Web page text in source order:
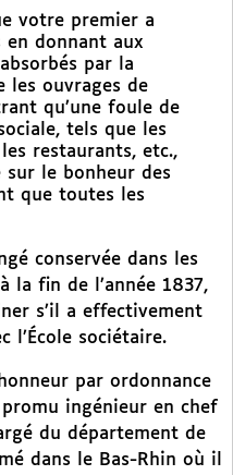
votre premier a
donnant aux
par la
les ouvrages de
qu’une foule de
tels que les
restaurants, etc.,
sur le bonheur des
que toutes les
conservée dans les
la fin de l’année 1837,
s’il a effectivement
l’École sociétaire.
par ordonnance
ingénieur en chef
du département de
dans le Bas-Rhin où il